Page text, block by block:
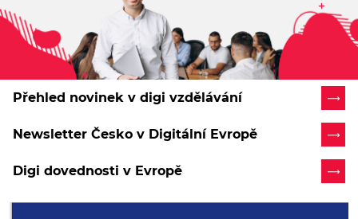
Přehled novinek v digi vzdělávání
Newsletter Česko v Digitální Evropě
Digi dovednosti v Evropě